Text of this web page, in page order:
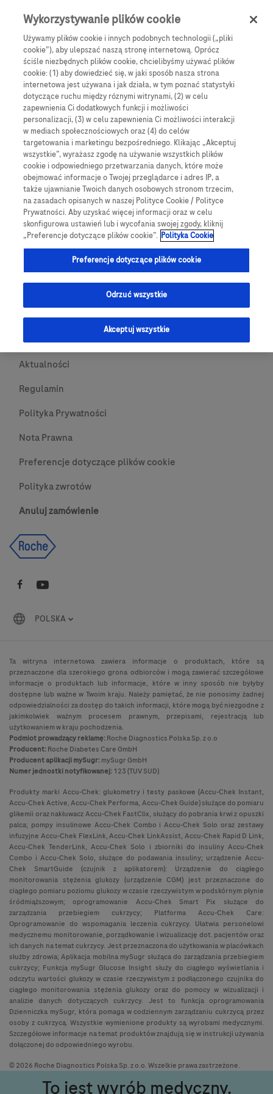
Skip to main content Menu
Products Articles
We are sorry, but no results were found for:
Globalne Strony Internetowe
Global Roche
Platforma Accu-Chek Care
Global Roche Diabetologia
Wszystkie lokalizacje
Skontaktuj się z nami
O nas
Aktualności
Regulamin
Polityka Prywatności
Nota Prawna
Preferencje dotyczące plików cookie
Polityka zwrotów
Anuluj zamówienie
POLSKA
Ta witryna internetowa zawiera informacje o produktach, które są
przeznaczone dla szerokiego grona odbiorców i mogą zawierać szczegółowe
informacje o produktach lub informacje, które w inny sposób nie byłyby
dostępne lub ważne w Twoim kraju. Należy pamiętać, że nie ponosimy żadnej
odpowiedzialności za dostęp do takich informacji, które mogą być niezgodne z
jakimkolwiek ważnym procesem prawnym, przepisami, rejestracją lub
użytkowaniem w kraju pochodzenia.
Podmiot prowadzący reklamę:Roche Diagnostics Polska Sp. z o.o
Producent:Roche Diabetes Care GmbH
Producent aplikacji mySugr:mySugr GmbH
Numer jednostki notyfikowanej:123 (TUV SUD)
Produkty marki Accu-Chek: glukometry i testy paskowe (Accu-Chek Instant,
Accu-Chek Active, Accu-Chek Performa, Accu-Chek Guide) służące do pomiaru
glikemii oraz nakłuwacz Accu-Chek FastClix, służący do pobrania krwi z opuszki
palca; pompy insulinowe Accu-Chek Combo i Accu-Chek Solo oraz zestawy
infuzyjne Accu-Chek FlexLink, Accu-Chek LinkAssist, Accu-Chek Rapid D Link,
Accu-Chek TenderLink, Accu-Chek Solo i zbiorniki do insuliny Accu-Chek
Combo i Accu-Chek Solo, służące do podawania insuliny; urządzenie Accu-
Chek SmartGuide (czujnik z aplikatorem): Urządzenie do ciągłego
monitorowania stężenia glukozy (urządzenie CGM) jest przeznaczone do
ciągłego pomiaru poziomu glukozy w czasie rzeczywistym w podskórnym płynie
śródmiąższowym; oprogramowanie Accu-Chek Smart Pix służące do
zarządzania przebiegiem cukrzycy; Platforma Accu-Chek Care:
Oprogramowanie do wspomagania leczenia cukrzycy. Ułatwia personelowi
medycznemu monitorowanie, porządkowanie i wizualizację dot. pacjentów oraz
ich danych na temat cukrzycy. Jest przeznaczona do użytkowania w placówkach
służby zdrowia; Aplikacja mobilna mySugr służąca do zarządzania przebiegiem
cukrzycy; Funkcja mySugr Glucose Insight służy do ciągłego wyświetlania i
odczytu wartości glukozy w czasie rzeczywistym z podłączonego czujnika do
ciągłego monitorowania stężenia glukozy oraz do pomocy w wizualizacji i
analizie danych dotyczących cukrzycy. Jest to funkcja oprogramowania
Dzienniczka mySugr, która pomaga w codziennym zarządzaniu cukrzycą przez
osoby z cukrzycą. Wszystkie wymienione produkty są wyrobami medycznymi.
Szczegółowe informacje na temat produktów znajdują się w instrukcji używania
dołączonej do odpowiedniego wyrobu.
© 2026 Roche Diagnostics Polska Sp. z o.o. Wszelkie prawa zastrzeżone.
To jest wyrób medyczny.
Wykorzystywanie plików cookie
Używamy plików cookie i innych podobnych technologii („pliki
cookie”), aby ulepszać naszą stronę internetową. Oprócz
ściśle niezbędnych plików cookie, chcielibyśmy używać plików
cookie: (1) aby dowiedzieć się, w jaki sposób nasza strona
internetowa jest używana i jak działa, w tym poznać statystyki
dotyczące ruchu między róznymi witrynami, (2) w celu
zapewnienia Ci dodatkowych funkcji i możliwości
personalizacji, (3) w celu zapewnienia Ci możliwości interakcji
w mediach społecznościowych oraz (4) do celów
targetowania i marketingu bezpośredniego. Klikając „Akceptuj
wszystkie”, wyrażasz zgodę na używanie wszystkich plików
cookie i odpowiedniego przetwarzania danych, które może
obejmować informacje o Twojej przeglądarce i adres IP, a
także ujawnianie Twoich danych osobowych stronom trzecim,
na zasadach opisanych w naszej Polityce Cookie / Polityce
Prywatności. Aby uzyskać więcej informacji oraz w celu
skonfigurowa ustawień lub i wycofania swojej zgody, kliknij
„Preferencje dotyczące plików cookie”. Polityka Cookie
Preferencje dotyczące plików cookie
Odrzuć wszystkie
Akceptuj wszystkie